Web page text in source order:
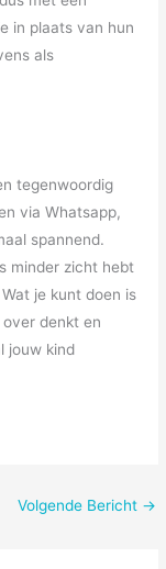
in plaats van hun
als
tegenwoordig
via Whatsapp,
spannend.
minder zicht hebt
je kunt doen is
denkt en
jouw kind
Volgende Bericht →